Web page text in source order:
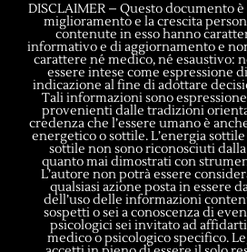
DISCLAIMER – Questo documento
miglioramento e la crescita
contenute in esso hanno
informativo e di aggiornamento e
carattere né medico, né esaustivo:
essere intese come espressione
indicazione al fine di adottare
Tali informazioni sono
provenienti dalle tradizioni
credenza che l’essere umano è
energetico o sottile. L’energia
sottile non sono riconosciuti
quanto mai dimostrati con
L’autore non potrà essere
qualsiasi azione posta in essere
dell’uso delle informazioni
sospetti o sei a conoscenza di
psicologici sei invitato ad
medico o psicologico specifico.